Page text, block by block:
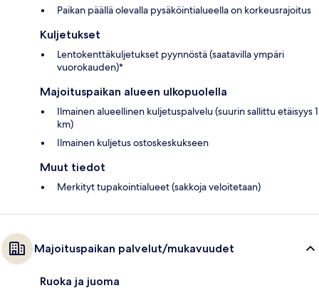
Paikan päällä olevalla pysäköintialueella on korkeusrajoitus
Kuljetukset
Lentokenttäkuljetukset pyynnöstä (saatavilla ympäri
vuorokauden)*
Majoituspaikan alueen ulkopuolella
Ilmainen alueellinen kuljetuspalvelu (suurin sallittu etäisyys 1
km)
Ilmainen kuljetus ostoskeskukseen
Muut tiedot
Merkityt tupakointialueet (sakkoja veloitetaan)
Majoituspaikan palvelut/mukavuudet
Ruoka ja juoma